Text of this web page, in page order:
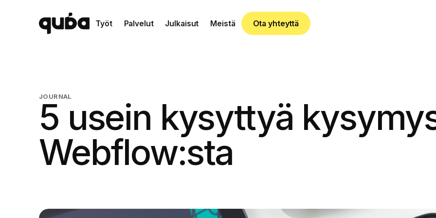
Työt Palvelut Julkaisut Meistä Ota yhteyttä
JOURNAL
5 usein kysyttyä
Webflow:sta